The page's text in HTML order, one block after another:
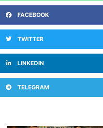
FACEBOOK
TWITTER
LINKEDIN
TELEGRAM